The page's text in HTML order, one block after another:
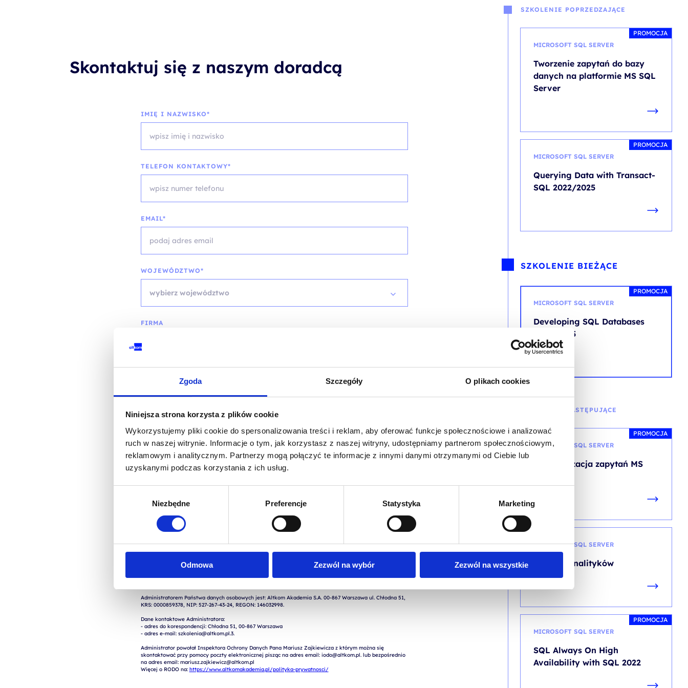
Zgoda Szczegóły O plikach cookies
Niniejsza strona korzysta z plików cookie
Wykorzystujemy pliki cookie do spersonalizowania treści i reklam, aby oferować funkcje społecznościowe i analizować
ruch w naszej witrynie. Informacje o tym, jak korzystasz z naszej witryny, udostępniamy partnerom społecznościowym,
reklamowym i analitycznym. Partnerzy mogą połączyć te informacje z innymi danymi otrzymanymi od Ciebie lub
uzyskanymi podczas korzystania z ich usług.
Niezbędne Preferencje Statystyka Marketing
Odmowa Zezwól na wybór Zezwól na wszystkie
Skontaktuj się z naszym doradcą
IMIĘ I NAZWISKO*
TELEFON KONTAKTOWY*
EMAIL*
WOJEWÓDZTWO*
wybierz województwo
FIRMA
Wyrażam zgodę na przetwarzanie moich danych osobowych podanych w formularzu w celu realizacji
zgłoszenia (przygotowania odpowiedzi, oferty, kontaktu) przez Altkom Akademia S.A., ul. Chłodna
Administratorem Państwa danych osobowych jest: Altkom Akademia S.A. 00-867 Warszawa ul. Chłodna 51,
KRS: 0000859378, NIP: 527-267-43-24, REGON: 146032998.
Dane kontaktowe Administratora:
- adres do korespondencji: Chłodna 51, 00-867 Warszawa
- adres e-mail: szkolenia@altkom.pl.3.
Administrator powołał Inspektora Ochrony Danych Pana Mariusz Zajkiewicza z którym można się
skontaktować przy pomocy poczty elektronicznej pisząc na adres email: iodo@altkom.pl. lub bezpośrednio
na adres email: mariusz.zajkiewicz@altkom.pl
Więcej o RODO na: https://www.altkomakademia.pl/polityka-prywatnosci/
SZKOLENIE POPRZEDZAJĄCE
PROMOCJA
MICROSOFT SQL SERVER
Tworzenie zapytań do bazy
danych na platformie MS SQL
Server
PROMOCJA
MICROSOFT SQL SERVER
Querying Data with Transact-
SQL 2022/2025
SZKOLENIE BIEŻĄCE
PROMOCJA
MICROSOFT SQL SERVER
Developing SQL Databases
2022/2025
SZKOLENIE NASTĘPUJĄCE
PROMOCJA
MICROSOFT SQL SERVER
Optymalizacja zapytań MS
MICROSOFT SQL SERVER
SQL dla analityków
PROMOCJA
MICROSOFT SQL SERVER
SQL Always On High
Availability with SQL 2022